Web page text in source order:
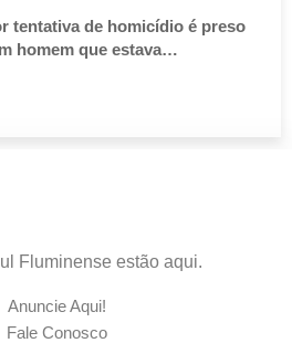
tentativa de homicídio é preso
homem que estava…
Fluminense estão aqui.
Anuncie Aqui!
Fale Conosco